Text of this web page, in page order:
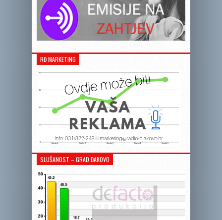
RĐ MARKETING
SLUŠANOST – GRAD ĐAKOVO